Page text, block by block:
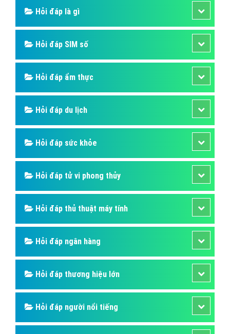
Hỏi đáp là gì
Hỏi đáp SIM số
Hỏi đáp ẩm thực
Hỏi đáp du lịch
Hỏi đáp sức khỏe
Hỏi đáp tử vi phong thủy
Hỏi đáp thủ thuật máy tính
Hỏi đáp ngân hàng
Hỏi đáp thương hiệu lớn
Hỏi đáp người nổi tiếng